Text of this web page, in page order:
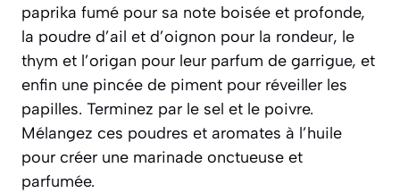
paprika fumé pour sa note boisée et profonde,
la poudre d’ail et d’oignon pour la rondeur, le
thym et l’origan pour leur parfum de garrigue, et
enfin une pincée de piment pour réveiller les
papilles. Terminez par le sel et le poivre.
Mélangez ces poudres et aromates à l’huile
pour créer une marinade onctueuse et
parfumée.